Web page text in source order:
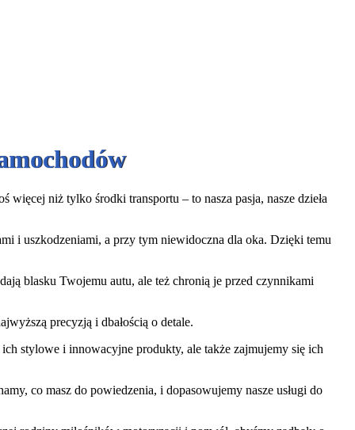
niż tylko środki transportu – to nasza pasja, nasze dzieła
i uszkodzeniami, a przy tym niewidoczna dla oka. Dzięki temu
blasku Twojemu autu, ale też chronią je przed czynnikami
precyzją i dbałością o detale.
stylowe i innowacyjne produkty, ale także zajmujemy się ich
co masz do powiedzenia, i dopasowujemy nasze usługi do